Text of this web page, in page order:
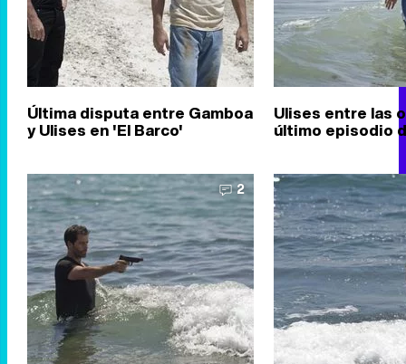
Última disputa entre Gamboa
y Ulises en 'El Barco'
Ulises entre las
último episodio
2